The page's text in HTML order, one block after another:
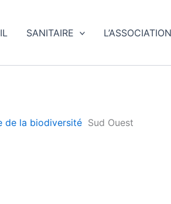
SANITAIRE L’ASSOCIATION
de la biodiversité Sud Ouest